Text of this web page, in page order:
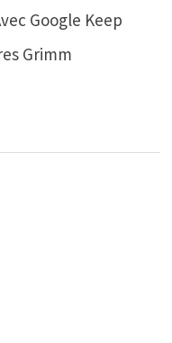
Google Keep
Grimm